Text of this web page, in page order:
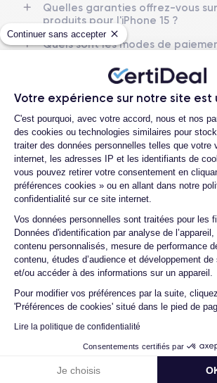
Continuer sans accepter
Votre expérience sur notre site est
Plateforme de Gestion
C'est pourquoi, avec votre accord, nous et nos
des cookies ou technologies similaires pour
traiter des données personnelles telles que votre
internet, les adresses IP et les identifiants de
vous pouvez retirer votre consentement en
préférences cookies » ou en allant dans notre
confidentialité sur ce site internet.
Vos données personnelles sont traitées pour les
Données d'identification par analyse de
contenu personnalisés, mesure de performance
contenu, études d’audience et développement
et/ou accéder à des informations sur un appareil.
Pour modifier vos préférences par la suite,
'Préférences de cookies' situé dans le pied de
Lire la politique de confidentialité
Consentements certifiés par
Je choisis
Axeptio consent
4K - 3840 x 2160 px Oui, 20W
Batterie
3349 mAh
Type de
eSIM
5G
Débloqué
Oui, tous
Si vous souhaitez découvrir en détail les
smartphone, consulter lafiche technique de
Quelles garanties offrez-vous
produits pour l'iPhone 15 ?
Quels sont les modes de
Est-il possible de payer l'iPhone
plusieurs fois ?
Quelle société utilisez-vous pour
l’expédition ?
Que se passe-t-il après avoir
commande ?
Quels sont les délais de livraison
Que se passe-t-il si je change
après avoir acheté/reçu le
Comment demander un retour ?
Comment contacter le service
Rapport de l'expert
Batterie testée